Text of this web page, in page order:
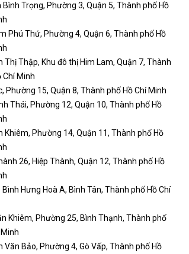
Bình Trọng, Phường 3, Quận 5, Thành phố Hồ
Phú Thứ, Phường 4, Quận 6, Thành phố Hồ
Thị Thập, Khu đô thị Him Lam, Quận 7, Thành
Chí Minh
Phường 15, Quận 8, Thành phố Hồ Chí Minh
Thái, Phường 12, Quận 10, Thành phố Hồ
Khiêm, Phường 14, Quận 11, Thành phố Hồ
26, Hiệp Thành, Quận 12, Thành phố Hồ
Bình Hưng Hoà A, Bình Tân, Thành phố Hồ Chí
Khiêm, Phường 25, Bình Thạnh, Thành phố
Minh
Văn Bảo, Phường 4, Gò Vấp, Thành phố Hồ